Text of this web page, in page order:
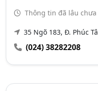
Thông tin đã lâu
35 Ngõ 183, Đ. Phúc
(024) 38282208